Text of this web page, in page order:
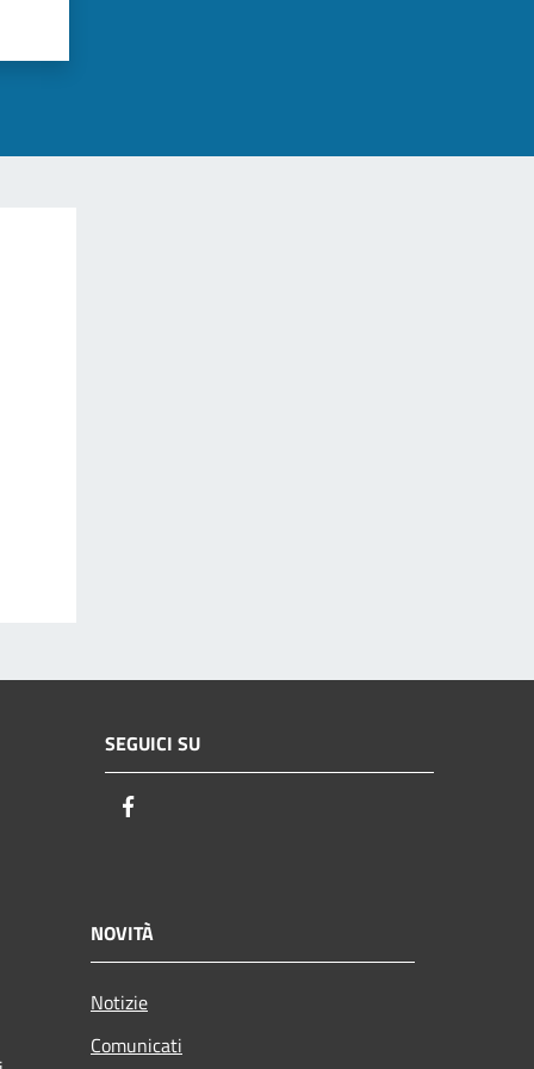
SEGUICI SU
NOVITÀ
Notizie
Comunicati